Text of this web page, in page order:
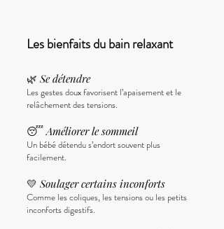
Les bienfaits du bain relaxant
🌿 Se détendre
Les gestes doux favorisent l’apaisement et le
relâchement des tensions.
😴 Améliorer le sommeil
Un bébé détendu s’endort souvent plus
facilement.
💛 Soulager certains inconforts
Comme les coliques, les tensions ou les petits
inconforts digestifs.